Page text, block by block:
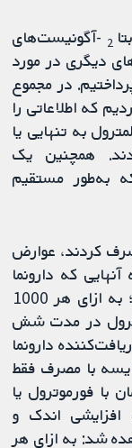
2 -آگونیست‌های
دیگری در مورد
در مجموع
کودک پیدا کردیم که اطلاعاتی را
به‌ تنهایی یا
همچنین یک
یافتیم که به‌طور مستقیم
کردند، عوارض
که دارونما
(placebo) دریافت کردند، مشاهده شد؛ به ازای هر 1000
در مدت شش
دارونما
با مصرف فقط
با فورموترول یا
افزایشی اندک و
شد: به ازای هر